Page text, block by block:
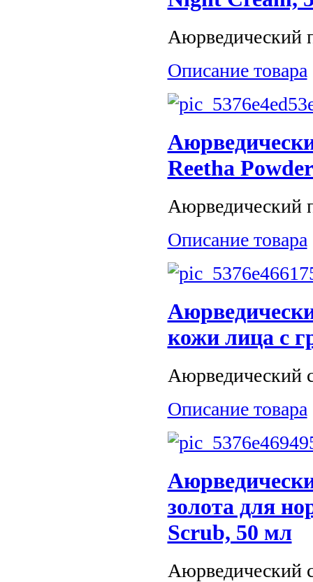
Аюрведический
Описание товара
Reetha
Аюрведический
Описание товара
кожи лица с
Аюрведический
Описание товара
золота для
Scrub, 50 мл
Аюрведический